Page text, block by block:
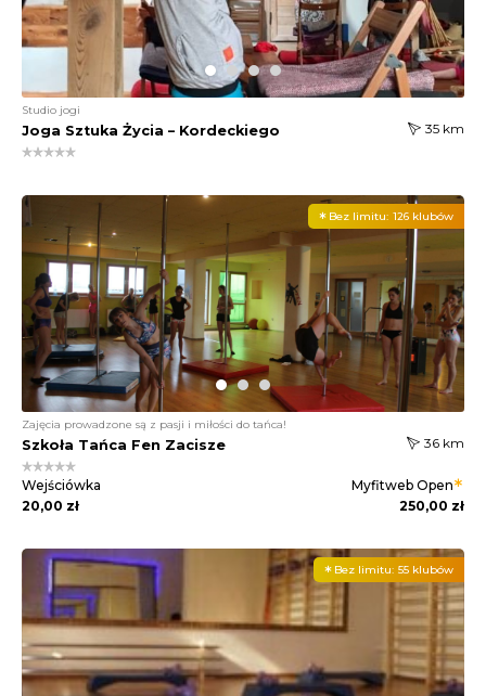
Studio jogi
Joga Sztuka Życia – Kordeckiego 35 km
Bez limitu: 126 klubów
Zajęcia prowadzone są z pasji i miłości do tańca!
Szkoła Tańca Fen Zacisze 36 km
Wejściówka
20,00 zł
Myfitweb Open
250,00 zł
Bez limitu: 55 klubów